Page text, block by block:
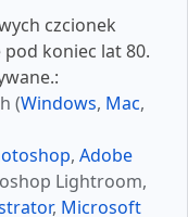
czcionek
koniec lat 80.
(Windows, Mac,
, Adobe
Lightroom,
, Microsoft